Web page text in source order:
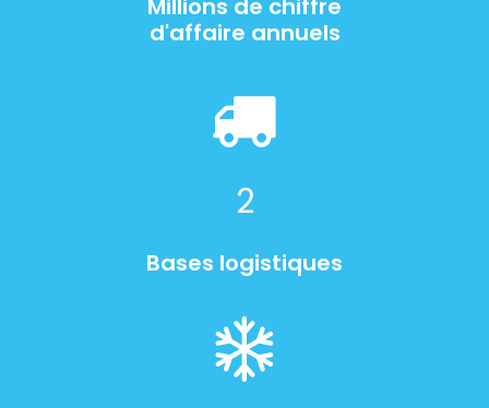
Millions de chiffre
d'affaire annuels
2
Bases logistiques